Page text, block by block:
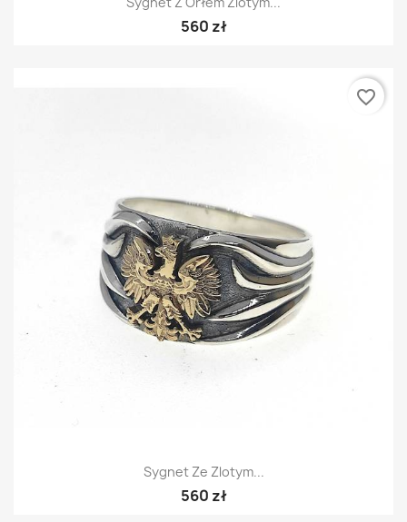
560 zł
Sygnet Ze Zlotym...
560 zł
favorite_border